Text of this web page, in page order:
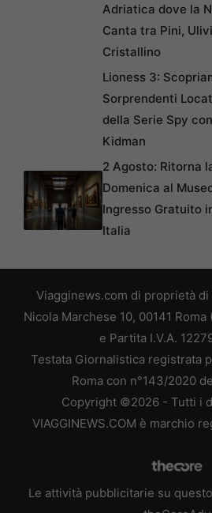
Adriatica dove la
Canta tra Pini,
Cristallino
Lioness 3:
Sorprendenti
della Serie Spy
Kidman
2 Agosto: Ritorna
Domenica al
Ingresso Gratuito
Italia
Viagginews.com di proprietà di
Nicola Marchese 10, 00141
e Partita I.V.A.
Testata Giornalistica registrata
Roma con n°143/2020
Copyright ©2026 - Tutti i
VIAGGINEWS.COM è marchio
Le attività pubblicitarie su